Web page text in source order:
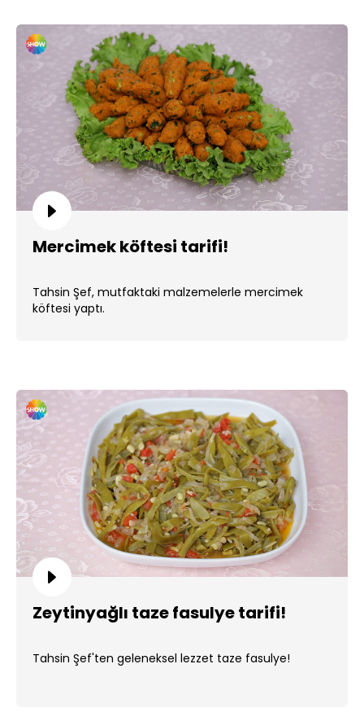
Mercimek köftesi tarifi!
Tahsin Şef, mutfaktaki malzemelerle mercimek
köftesi yaptı.
Zeytinyağlı taze fasulye tarifi!
Tahsin Şef'ten geleneksel lezzet taze fasulye!